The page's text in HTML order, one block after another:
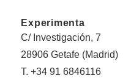
Experimenta
C/ Investigación, 7
28906 Getafe (Madrid)
T. +34 91 6846116